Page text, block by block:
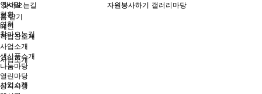
인사말
현황
연혁
찾아오는길
사업소개
사업소개
찾아오는길
자원봉사하기
갤러리마당
홈 닫기
메인
작업장소개
사업소개
생산품소개
나눔마당
열린마당
공지사항